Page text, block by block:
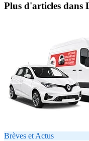
Plus d'articles dans
Brèves et Actus